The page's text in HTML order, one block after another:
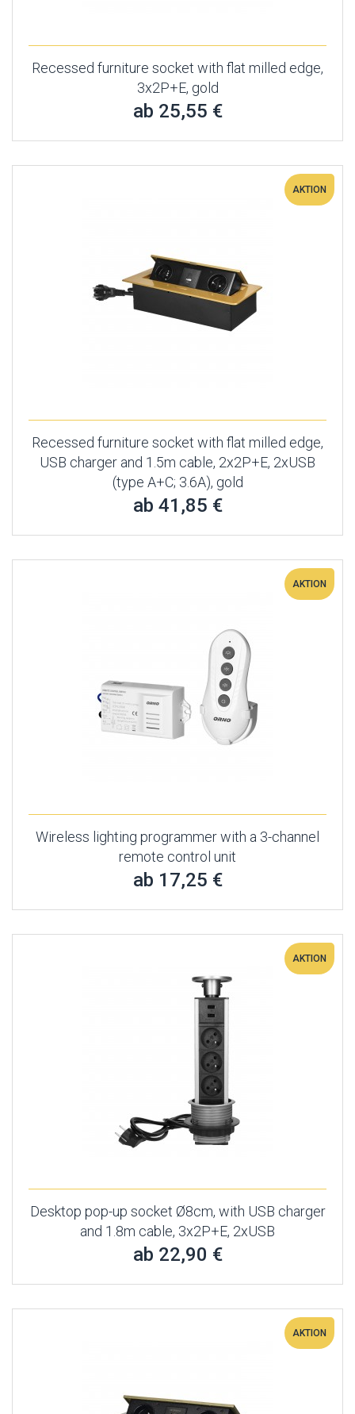
Recessed furniture socket with flat milled edge,
3x2P+E, gold
ab 25,55 €
AKTION
Recessed furniture socket with flat milled edge,
USB charger and 1.5m cable, 2x2P+E, 2xUSB
(type A+C; 3.6A), gold
ab 41,85 €
AKTION
Wireless lighting programmer with a 3-channel
remote control unit
ab 17,25 €
AKTION
Desktop pop-up socket Ø8cm, with USB charger
and 1.8m cable, 3x2P+E, 2xUSB
ab 22,90 €
AKTION